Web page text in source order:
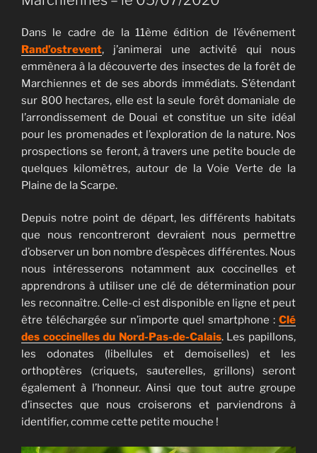
Dans le cadre de la 11ème édition de l’événement
Rand’ostrevent, j’animerai une activité qui nous
emmènera à la découverte des insectes de la forêt de
Marchiennes et de ses abords immédiats. S’étendant
sur 800 hectares, elle est la seule forêt domaniale de
l’arrondissement de Douai et constitue un site idéal
pour les promenades et l’exploration de la nature. Nos
prospections se feront, à travers une petite boucle de
quelques kilomètres, autour de la Voie Verte de la
Plaine de la Scarpe.
Depuis notre point de départ, les différents habitats
que nous rencontreront devraient nous permettre
d’observer un bon nombre d’espèces différentes. Nous
nous intéresserons notamment aux coccinelles et
apprendrons à utiliser une clé de détermination pour
les reconnaître. Celle-ci est disponible en ligne et peut
être téléchargée sur n’importe quel smartphone : Clé
des coccinelles du Nord-Pas-de-Calais. Les papillons,
les odonates (libellules et demoiselles) et les
orthoptères (criquets, sauterelles, grillons) seront
également à l’honneur. Ainsi que tout autre groupe
d’insectes que nous croiserons et parviendrons à
identifier, comme cette petite mouche !